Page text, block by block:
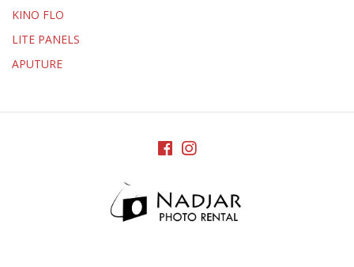
KINO FLO
LITE PANELS
APUTURE